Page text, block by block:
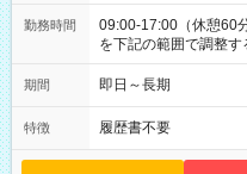
勤務時間
09:00-17:00（休憩60
を下記の範囲で調整
15:30～17:00 ・実働
期間 即日～長期
特徴 履歴書不要